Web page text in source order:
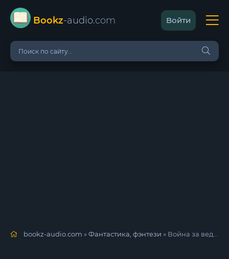
Bookz-audio.com Войти
bookz-audio.com »Фантастика, фэнтези » Война за ведьмино наследство - Маргарита Блинова